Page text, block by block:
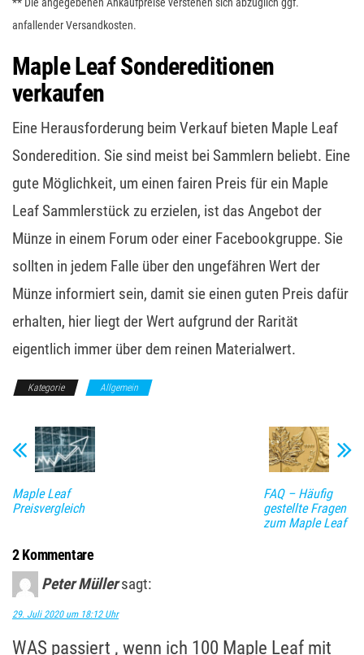
anfallender Versandkosten.
Maple Leaf Sondereditionen
verkaufen
Eine Herausforderung beim Verkauf bieten Maple Leaf
Sonderedition. Sie sind meist bei Sammlern beliebt. Eine
gute Möglichkeit, um einen fairen Preis für ein Maple
Leaf Sammlerstück zu erzielen, ist das Angebot der
Münze in einem Forum oder einer Facebookgruppe. Sie
sollten in jedem Falle über den ungefähren Wert der
Münze informiert sein, damit sie einen guten Preis dafür
erhalten, hier liegt der Wert aufgrund der Rarität
eigentlich immer über dem reinen Materialwert.
Kategorie Allgemein
Maple Leaf
Preisvergleich
FAQ – Häufig
gestellte Fragen
zum Maple Leaf
2 Kommentare
Peter Müller sagt:
29. Juli 2020 um 18:12 Uhr
WAS passiert , wenn ich 100 Maple Leaf mit